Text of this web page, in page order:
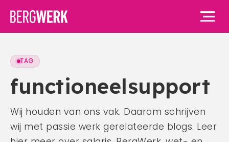
Home
Voor werknemers
TAG
functioneelsupport
Wij houden van ons vak. Daarom schrijven
wij met passie werk gerelateerde blogs. Leer